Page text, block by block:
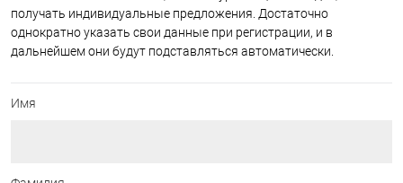
получать индивидуальные предложения. Достаточно
однократно указать свои данные при регистрации, и в
дальнейшем они будут подставляться автоматически.
Имя